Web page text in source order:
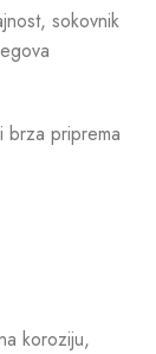
sokovnik
brza priprema
koroziju,